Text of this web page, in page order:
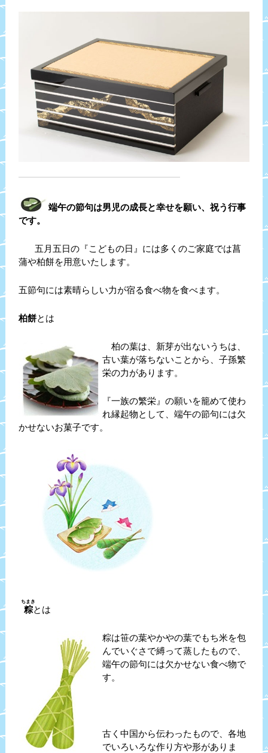
端午の節句は男児の成長と幸せを願い、祝う行事
です。
五月五日の『こどもの日』には多くのご家庭では菖
蒲や柏餅を用意いたします。
五節句には素晴らしい力が宿る食べ物を食べます。
柏餅とは
柏の葉は、新芽が出ないうちは、
古い葉が落ちないことから、子孫繁
栄の力があります。
『一族の繁栄』の願いを籠めて使わ
れ縁起物として、端午の節句には欠
かせないお菓子です。
粽
ちまき
とは
粽は笹の葉やかやの葉でもち米を包
んでいぐさで縛って蒸したもので、
端午の節句には欠かせない食べ物で
す。
古く中国から伝わったもので、各地
でいろいろな作り方や形がありま